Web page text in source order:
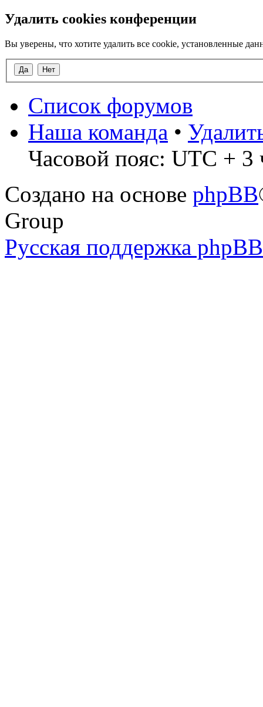
Удалить cookies конференции
Вы уверены, что хотите удалить все cookie, установленные
Список форумов
Наша команда •
Часовой пояс: UTC + 3
Создано на основе phpBB
Group
Русская поддержка phpBB